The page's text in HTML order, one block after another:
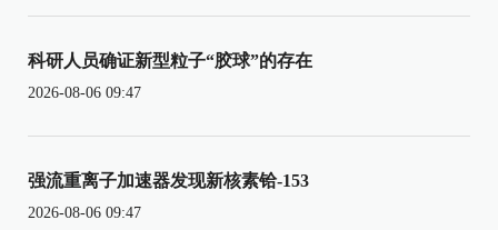
科研人员确证新型粒子“胶球”的存在
2026-08-06 09:47
强流重离子加速器发现新核素铪-153
2026-08-06 09:47